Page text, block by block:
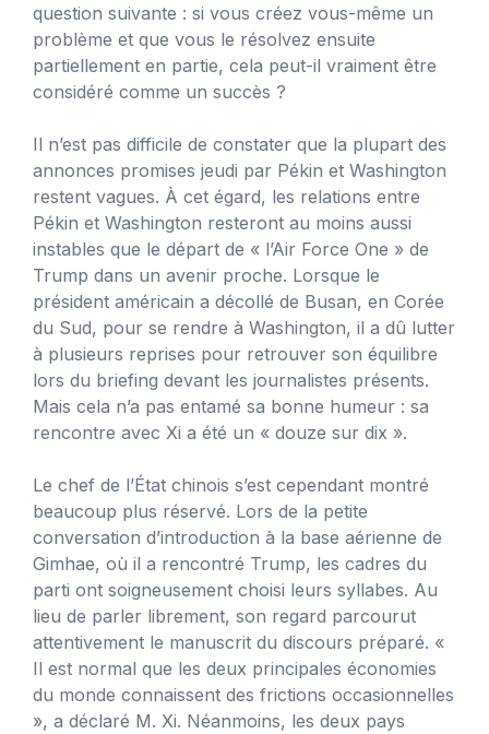
question suivante : si vous créez vous-même un
problème et que vous le résolvez ensuite
partiellement en partie, cela peut-il vraiment être
considéré comme un succès ?
Il n’est pas difficile de constater que la plupart des
annonces promises jeudi par Pékin et Washington
restent vagues. À cet égard, les relations entre
Pékin et Washington resteront au moins aussi
instables que le départ de « l’Air Force One » de
Trump dans un avenir proche. Lorsque le
président américain a décollé de Busan, en Corée
du Sud, pour se rendre à Washington, il a dû lutter
à plusieurs reprises pour retrouver son équilibre
lors du briefing devant les journalistes présents.
Mais cela n’a pas entamé sa bonne humeur : sa
rencontre avec Xi a été un « douze sur dix ».
Le chef de l’État chinois s’est cependant montré
beaucoup plus réservé. Lors de la petite
conversation d’introduction à la base aérienne de
Gimhae, où il a rencontré Trump, les cadres du
parti ont soigneusement choisi leurs syllabes. Au
lieu de parler librement, son regard parcourut
attentivement le manuscrit du discours préparé. «
Il est normal que les deux principales économies
du monde connaissent des frictions occasionnelles
», a déclaré M. Xi. Néanmoins, les deux pays